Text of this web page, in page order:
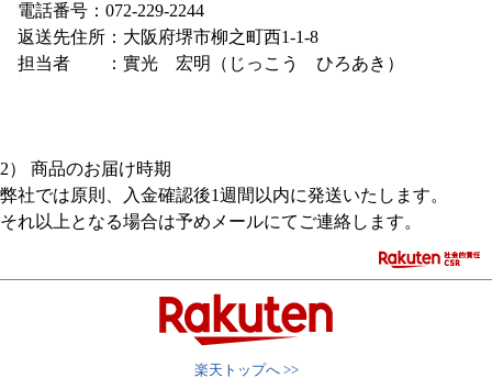
電話番号：072-229-2244
返送先住所：大阪府堺市柳之町西1-1-8
担当者 ：實光 宏明（じっこう ひろあき）
2） 商品のお届け時期
弊社では原則、入金確認後1週間以内に発送いたします。
それ以上となる場合は予めメールにてご連絡します。
楽天トップへ >>